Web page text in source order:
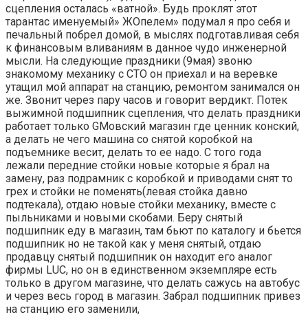
сцепления осталась «ватной». Будь проклят этот
тарантас именуемый» ЖОпелем» подумал я про себя и
печальный побрел домой, в мыслях подготавливая себя
к финансовым вливаниям в данное чудо инженерной
мысли. На следующие праздники (9мая) звоню
знакомому механику с СТО он приехал и на веревке
утащил мой аппарат на станцию, ремонтом занимался он
же. Звонит через пару часов и говорит вердикт. Потек
выжимной подшипник сцепления, что делать праздники
работает только GMовский магазин где ценник конский,
а делать не чего машина со снятой коробкой на
подъемнике весит, делать то ее надо. С того года
лежали передние стойки новые которые я брал на
замену, раз подрамник с коробкой и приводами снят то
грех и стойки не поменять(левая стойка давно
подтекала), отдаю новые стойки механику, вместе с
пыльниками и новыми скобами. Беру снятый
подшипник еду в магазин, там бьют по каталогу и бьется
подшипник но не такой как у меня снятый, отдаю
продавцу снятый подшипник он находит его аналог
фирмы LUC, но он в единственном экземпляре есть
только в другом магазине, что делать сажусь на автобус
и через весь город в магазин. Забрал подшипник привез
на станцию его заменили,